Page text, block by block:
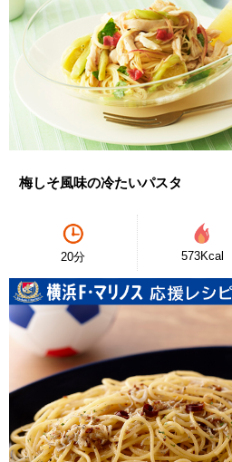
梅しそ風味の冷たいパスタ
20分 573Kcal